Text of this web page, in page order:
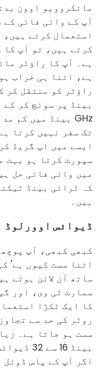
مائکروویو اوون
استعمال کرتے
کرتے ہیں، تو آپ کا
ہے۔ آپ کا راؤٹر
ہے، اتنا ہی خراب
تک سفر نہیں کرتا
ایسے میں اپ گریڈ
میں وائی فائی حل
کہ ٹرائی بینڈ
ہیں۔
ڈیوائس اوورلوڈ
کبھی کبھی، آپ
اتنا سست کیوں ہے'
ساتھ آن لائن ہوتے
سمارٹ ٹی وی، اور
کا ایک ٹکڑا
روٹر کی حد سے
سست ہو جاتا ہے۔
بینڈ 16
اگر آپ کے پاس